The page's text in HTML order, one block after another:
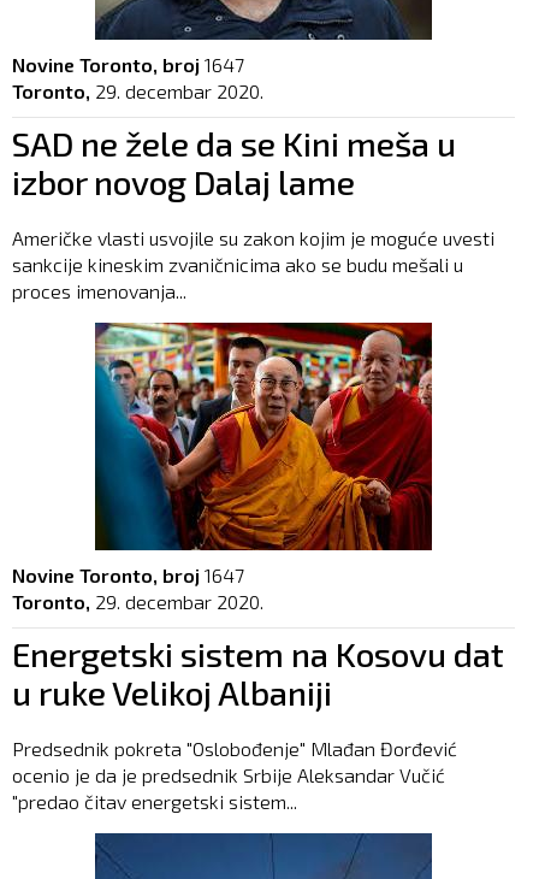
Novine Toronto, broj 1647
Toronto, 29. decembar 2020.
SAD ne žele da se Kini meša u
izbor novog Dalaj lame
Američke vlasti usvojile su zakon kojim je moguće uvesti
sankcije kineskim zvaničnicima ako se budu mešali u
proces imenovanja...
Novine Toronto, broj 1647
Toronto, 29. decembar 2020.
Energetski sistem na Kosovu dat
u ruke Velikoj Albaniji
Predsednik pokreta "Oslobođenje" Mlađan Đorđević
ocenio je da je predsednik Srbije Aleksandar Vučić
"predao čitav energetski sistem...